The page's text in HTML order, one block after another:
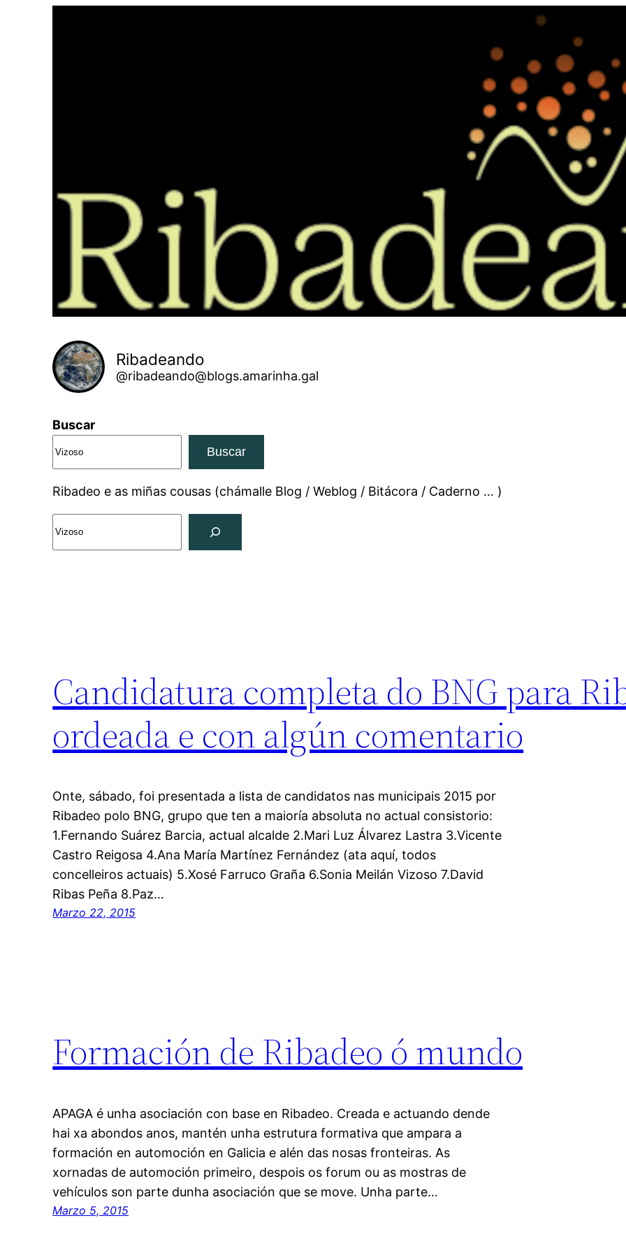
Ribadeando
@ribadeando@blogs.amarinha.gal
Buscar
Buscar
Ribadeo e as miñas cousas (chámalle Blog / Weblog / Bitácora / Caderno … )
Candidatura completa do BNG para
ordeada e con algún comentario
Onte, sábado, foi presentada a lista de candidatos nas municipais 2015 por
Ribadeo polo BNG, grupo que ten a maioría absoluta no actual consistorio:
1.Fernando Suárez Barcia, actual alcalde 2.Mari Luz Álvarez Lastra 3.Vicente
Castro Reigosa 4.Ana María Martínez Fernández (ata aquí, todos
concelleiros actuais) 5.Xosé Farruco Graña 6.Sonia Meilán Vizoso 7.David
Ribas Peña 8.Paz…
Marzo 22, 2015
Formación de Ribadeo ó mundo
APAGA é unha asociación con base en Ribadeo. Creada e actuando dende
hai xa abondos anos, mantén unha estrutura formativa que ampara a
formación en automoción en Galicia e alén das nosas fronteiras. As
xornadas de automoción primeiro, despois os forum ou as mostras de
vehículos son parte dunha asociación que se move. Unha parte…
Marzo 5, 2015